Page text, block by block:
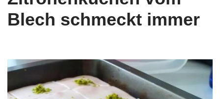
Blech schmeckt immer